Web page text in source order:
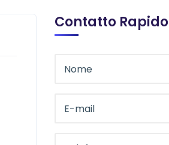
Contatto Rapido